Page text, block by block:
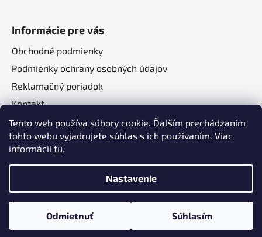
Tento web používa súbory cookie. Ďalším prechádzaním
tohto webu vyjadrujete súhlas s ich používaním. Viac
informáciítu.
Nastavenie
Odmietnuť Súhlasím
Informácie pre vás
Obchodné podmienky
Podmienky ochrany osobných údajov
Reklamačný poriadok
Kontakt
O nás
Vytvoril Shoptet a
Adatelier
Copyright 2026
. Všetky práva
vyhradené.